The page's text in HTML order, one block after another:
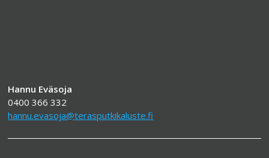
Hannu Eväsoja
0400 366 332
hannu.evasoja@terasputkikaluste.fi